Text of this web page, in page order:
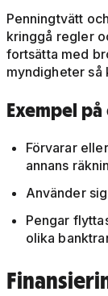
Penningtvätt
kringgå regler
fortsätta med
myndigheter så
Exempel
Förvarar
annans
Använder
Pengar
olika